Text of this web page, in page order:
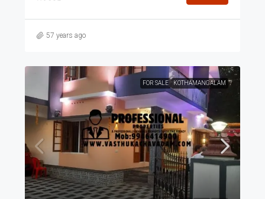
57 years ago
FOR SALE KOTHAMANGALAM